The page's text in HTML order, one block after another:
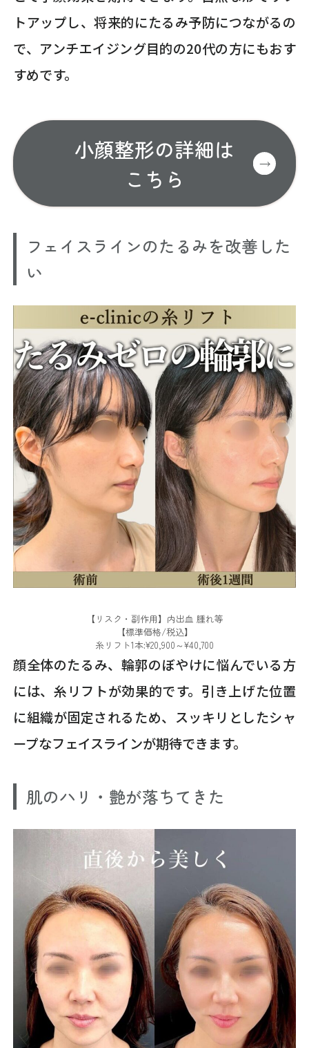
トアップし、将来的にたるみ予防につながるの
で、アンチエイジング目的の20代の方にもおす
すめです。
小顔整形の詳細は
こちら
フェイスラインのたるみを改善した
い
【リスク・副作用】内出血 腫れ等
【標準価格/税込】
糸リフト1本:¥20,900～¥40,700
顔全体のたるみ、輪郭のぼやけに悩んでいる方
には、糸リフトが効果的です。引き上げた位置
に組織が固定されるため、スッキリとしたシャ
ープなフェイスラインが期待できます。
肌のハリ・艶が落ちてきた